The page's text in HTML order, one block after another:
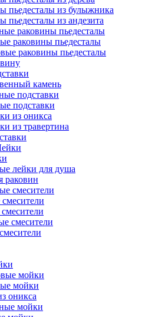
пьедесталы из булыжника
пьедесталы из андезита
раковины пьедесталы
раковины пьедесталы
раковины пьедесталы
камень
подставки
подставки
из оникса
из травертина
лейки для душа
раковин
смесители
смесители
мойки
мойки
оникса
мойки